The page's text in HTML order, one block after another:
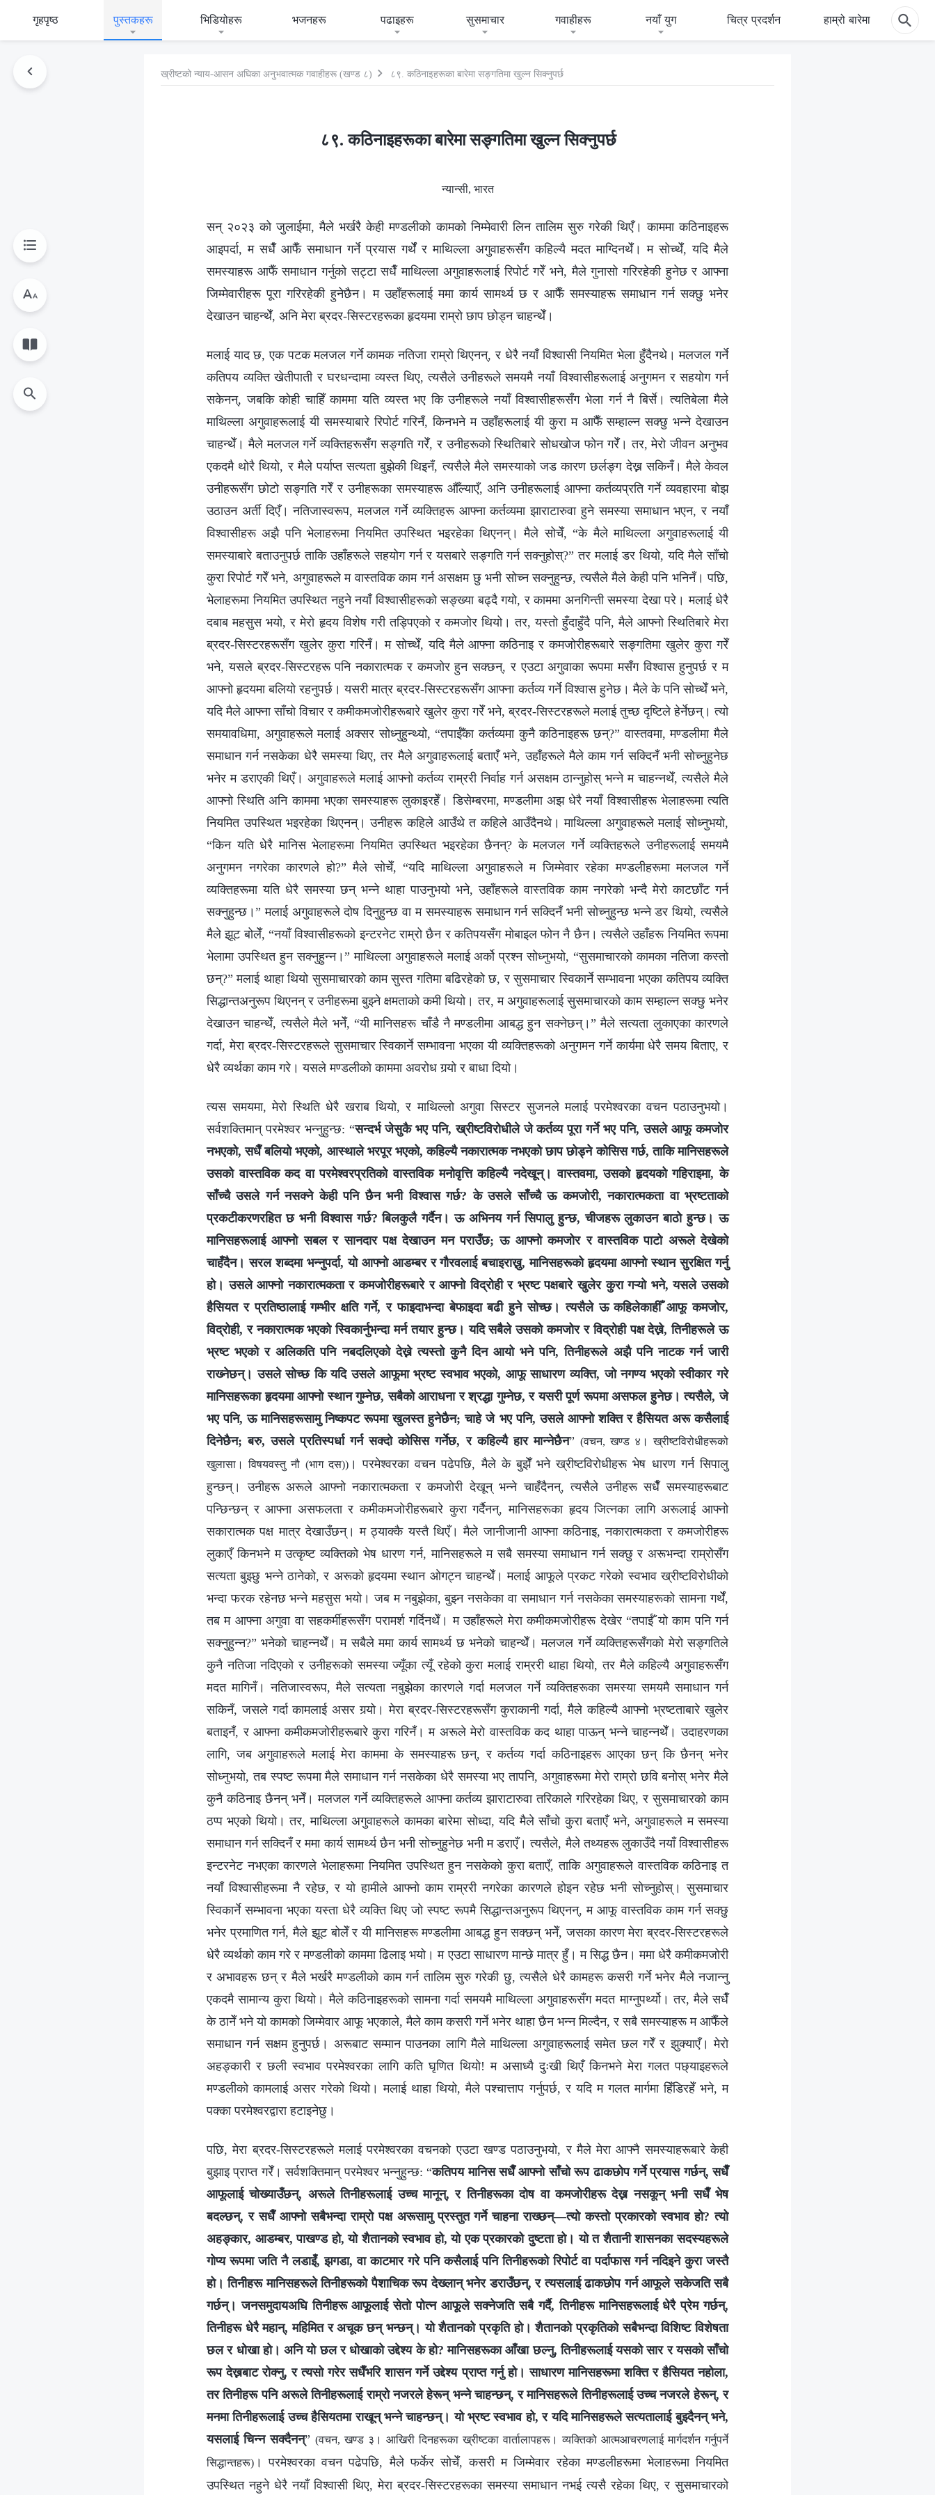
गृहपृष्ठ पुस्तकहरू भिडियोहरू भजनहरू पढाइहरू सुसमाचार गवाहीहरू नयाँ युग चित्र प्रदर्शन हाम्रो बारेमा
ख्रीष्‍टको न्याय-आसन अघिका अनुभवात्मक गवाहीहरू (खण्ड ८) ८९. कठिनाइहरूका बारेमा सङ्गतिमा खुल्न सिक्नुपर्छ
८९. कठिनाइहरूका बारेमा सङ्गतिमा खुल्न सिक्नुपर्छ
न्यान्सी, भारत
सन् २०२३ को जुलाईमा, मैले भर्खरै केही मण्डलीको कामको निम्मेवारी लिन तालिम सुरु गरेकी थिएँ। काममा कठिनाइहरू
आइपर्दा, म सधैँ आफैँ समाधान गर्ने प्रयास गर्थेँ र माथिल्ला अगुवाहरूसँग कहिल्यै मदत माग्दिनथेँ। म सोच्थेँ, यदि मैले
समस्याहरू आफैँ समाधान गर्नुको सट्टा सधैँ माथिल्ला अगुवाहरूलाई रिपोर्ट गरेँ भने, मैले गुनासो गरिरहेकी हुनेछ र आफ्ना
जिम्मेवारीहरू पूरा गरिरहेकी हुनेछैन। म उहाँहरूलाई ममा कार्य सामर्थ्य छ र आफैँ समस्याहरू समाधान गर्न सक्छु भनेर
देखाउन चाहन्थेँ, अनि मेरा ब्रदर-सिस्टरहरूका हृदयमा राम्रो छाप छोड्न चाहन्थेँ।
मलाई याद छ, एक पटक मलजल गर्ने कामक नतिजा राम्रो थिएनन्, र धेरै नयाँ विश्वासी नियमित भेला हुँदैनथे। मलजल गर्ने
कतिपय व्यक्ति खेतीपाती र घरधन्दामा व्यस्त थिए, त्यसैले उनीहरूले समयमै नयाँ विश्वासीहरूलाई अनुगमन र सहयोग गर्न
सकेनन्, जबकि कोही चाहिँ काममा यति व्यस्त भए कि उनीहरूले नयाँ विश्वासीहरूसँग भेला गर्न नै बिर्से। त्यतिबेला मैले
माथिल्ला अगुवाहरूलाई यी समस्याबारे रिपोर्ट गरिनँ, किनभने म उहाँहरूलाई यी कुरा म आफैँ सम्हाल्न सक्छु भन्ने देखाउन
चाहन्थेँ। मैले मलजल गर्ने व्यक्तिहरूसँग सङ्गति गरेँ, र उनीहरूको स्थितिबारे सोधखोज फोन गरेँ। तर, मेरो जीवन अनुभव
एकदमै थोरै थियो, र मैले पर्याप्त सत्यता बुझेकी थिइनँ, त्यसैले मैले समस्याको जड कारण छर्लङ्ग देख्न सकिनँ। मैले केवल
उनीहरूसँग छोटो सङ्गति गरेँ र उनीहरूका समस्याहरू औँल्याएँ, अनि उनीहरूलाई आफ्ना कर्तव्यप्रति गर्ने व्यवहारमा बोझ
उठाउन अर्ती दिएँ। नतिजास्वरूप, मलजल गर्ने व्यक्तिहरू आफ्ना कर्तव्यमा झाराटारुवा हुने समस्या समाधान भएन, र नयाँ
विश्वासीहरू अझै पनि भेलाहरूमा नियमित उपस्थित भइरहेका थिएनन्। मैले सोचेँ, “के मैले माथिल्ला अगुवाहरूलाई यी
समस्याबारे बताउनुपर्छ ताकि उहाँहरूले सहयोग गर्न र यसबारे सङ्गति गर्न सक्नुहोस्?” तर मलाई डर थियो, यदि मैले साँचो
कुरा रिपोर्ट गरेँ भने, अगुवाहरूले म वास्तविक काम गर्न असक्षम छु भनी सोच्न सक्नुहुन्छ, त्यसैले मैले केही पनि भनिनँ। पछि,
भेलाहरूमा नियमित उपस्थित नहुने नयाँ विश्वासीहरूको सङ्ख्या बढ्दै गयो, र काममा अनगिन्ती समस्या देखा परे। मलाई धेरै
दबाब महसुस भयो, र मेरो हृदय विशेष गरी तड्पिएको र कमजोर थियो। तर, यस्तो हुँदाहुँदै पनि, मैले आफ्नो स्थितिबारे मेरा
ब्रदर-सिस्टरहरूसँग खुलेर कुरा गरिनँ। म सोच्थेँ, यदि मैले आफ्ना कठिनाइ र कमजोरीहरूबारे सङ्गतिमा खुलेर कुरा गरेँ
भने, यसले ब्रदर-सिस्टरहरू पनि नकारात्मक र कमजोर हुन सक्छन्, र एउटा अगुवाका रूपमा मसँग विश्वास हुनुपर्छ र म
आफ्नो हृदयमा बलियो रहनुपर्छ। यसरी मात्र ब्रदर-सिस्टरहरूसँग आफ्ना कर्तव्य गर्ने विश्वास हुनेछ। मैले के पनि सोच्थेँ भने,
यदि मैले आफ्ना साँचो विचार र कमीकमजोरीहरूबारे खुलेर कुरा गरेँ भने, ब्रदर-सिस्टरहरूले मलाई तुच्छ दृष्टिले हेर्नेछन्। त्यो
समयावधिमा, अगुवाहरूले मलाई अक्सर सोध्नुहुन्थ्यो, “तपाईँका कर्तव्यमा कुनै कठिनाइहरू छन्?” वास्तवमा, मण्डलीमा मैले
समाधान गर्न नसकेका धेरै समस्या थिए, तर मैले अगुवाहरूलाई बताएँ भने, उहाँहरूले मैले काम गर्न सक्दिनँ भनी सोच्नुहुनेछ
भनेर म डराएकी थिएँ। अगुवाहरूले मलाई आफ्नो कर्तव्य राम्ररी निर्वाह गर्न असक्षम ठान्नुहोस् भन्ने म चाहन्नथेँ, त्यसैले मैले
आफ्नो स्थिति अनि काममा भएका समस्याहरू लुकाइरहेँ। डिसेम्बरमा, मण्डलीमा अझ धेरै नयाँ विश्वासीहरू भेलाहरूमा त्यति
नियमित उपस्थित भइरहेका थिएनन्। उनीहरू कहिले आउँथे त कहिले आउँदैनथे। माथिल्ला अगुवाहरूले मलाई सोध्नुभयो,
“किन यति धेरै मानिस भेलाहरूमा नियमित उपस्थित भइरहेका छैनन्? के मलजल गर्ने व्यक्तिहरूले उनीहरूलाई समयमै
अनुगमन नगरेका कारणले हो?” मैले सोचेँ, “यदि माथिल्ला अगुवाहरूले म जिम्मेवार रहेका मण्डलीहरूमा मलजल गर्ने
व्यक्तिहरूमा यति धेरै समस्या छन् भन्ने थाहा पाउनुभयो भने, उहाँहरूले वास्तविक काम नगरेको भन्दै मेरो काटछाँट गर्न
सक्नुहुन्छ।” मलाई अगुवाहरूले दोष दिनुहुन्छ वा म समस्याहरू समाधान गर्न सक्दिनँ भनी सोच्नुहुन्छ भन्ने डर थियो, त्यसैले
मैले झूट बोलेँ, “नयाँ विश्वासीहरूको इन्टरनेट राम्रो छैन र कतिपयसँग मोबाइल फोन नै छैन। त्यसैले उहाँहरू नियमित रूपमा
भेलामा उपस्थित हुन सक्नुहुन्न।” माथिल्ला अगुवाहरूले मलाई अर्को प्रश्न सोध्नुभयो, “सुसमाचारको कामका नतिजा कस्तो
छन्?” मलाई थाहा थियो सुसमाचारको काम सुस्त गतिमा बढिरहेको छ, र सुसमाचार स्विकार्ने सम्भावना भएका कतिपय व्यक्ति
सिद्धान्तअनुरूप थिएनन् र उनीहरूमा बुझ्ने क्षमताको कमी थियो। तर, म अगुवाहरूलाई सुसमाचारको काम सम्हाल्न सक्छु भनेर
देखाउन चाहन्थेँ, त्यसैले मैले भनेँ, “यी मानिसहरू चाँडै नै मण्डलीमा आबद्ध हुन सक्नेछन्।” मैले सत्यता लुकाएका कारणले
गर्दा, मेरा ब्रदर-सिस्टरहरूले सुसमाचार स्विकार्ने सम्भावना भएका यी व्यक्तिहरूको अनुगमन गर्ने कार्यमा धेरै समय बिताए, र
धेरै व्यर्थका काम गरे। यसले मण्डलीको काममा अवरोध गर्‍यो र बाधा दियो।
त्यस समयमा, मेरो स्थिति धेरै खराब थियो, र माथिल्लो अगुवा सिस्टर सुजनले मलाई परमेश्‍वरका वचन पठाउनुभयो।
सर्वशक्तिमान्‌ परमेश्‍वर भन्‍नुहुन्छ: “सन्दर्भ जेसुकै भए पनि, ख्रीष्टविरोधीले जे कर्तव्य पूरा गर्ने भए पनि, उसले आफू कमजोर
नभएको, सधैँ बलियो भएको, आस्थाले भरपूर भएको, कहिल्यै नकारात्मक नभएको छाप छोड्ने कोसिस गर्छ, ताकि मानिसहरूले
उसको वास्तविक कद वा परमेश्‍वरप्रतिको वास्तविक मनोवृत्ति कहिल्यै नदेखून्। वास्तवमा, उसको हृदयको गहिराइमा, के
साँच्चै उसले गर्न नसक्ने केही पनि छैन भनी विश्‍वास गर्छ? के उसले साँच्‍चै ऊ कमजोरी, नकारात्मकता वा भ्रष्टताको
प्रकटीकरणरहित छ भनी विश्‍वास गर्छ? बिलकुलै गर्दैन। ऊ अभिनय गर्न सिपालु हुन्छ, चीजहरू लुकाउन बाठो हुन्छ। ऊ
मानिसहरूलाई आफ्नो सबल र सानदार पक्ष देखाउन मन पराउँछ; ऊ आफ्नो कमजोर र वास्तविक पाटो अरूले देखेको
चाहँदैन। सरल शब्दमा भन्नुपर्दा, यो आफ्नो आडम्बर र गौरवलाई बचाइराख्नु, मानिसहरूको हृदयमा आफ्नो स्थान सुरक्षित गर्नु
हो। उसले आफ्नो नकारात्मकता र कमजोरीहरूबारे र आफ्नो विद्रोही र भ्रष्ट पक्षबारे खुलेर कुरा गऱ्यो भने, यसले उसको
हैसियत र प्रतिष्ठालाई गम्भीर क्षति गर्ने, र फाइदाभन्दा बेफाइदा बढी हुने सोच्छ। त्यसैले ऊ कहिलेकाहीँ आफू कमजोर,
विद्रोही, र नकारात्मक भएको स्विकार्नुभन्दा मर्न तयार हुन्छ। यदि सबैले उसको कमजोर र विद्रोही पक्ष देख्ने, तिनीहरूले ऊ
भ्रष्ट भएको र अलिकति पनि नबदलिएको देख्ने त्यस्तो कुनै दिन आयो भने पनि, तिनीहरूले अझै पनि नाटक गर्न जारी
राख्‍नेछन्। उसले सोच्छ कि यदि उसले आफूमा भ्रष्ट स्वभाव भएको, आफू साधारण व्यक्ति, जो नगण्य भएको स्वीकार गरे
मानिसहरूका हृदयमा आफ्नो स्थान गुम्नेछ, सबैको आराधना र श्रद्धा गुम्नेछ, र यसरी पूर्ण रूपमा असफल हुनेछ। त्यसैले, जे
भए पनि, ऊ मानिसहरूसामु निष्कपट रूपमा खुलस्त हुनेछैन; चाहे जे भए पनि, उसले आफ्नो शक्ति र हैसियत अरू कसैलाई
दिनेछैन; बरु, उसले प्रतिस्पर्धा गर्न सक्दो कोसिस गर्नेछ, र कहिल्यै हार मान्नेछैन” (वचन, खण्ड ४। ख्रीष्टविरोधीहरूको
खुलासा। विषयवस्तु नौ (भाग दस))। परमेश्‍वरका वचन पढेपछि, मैले के बुझेँ भने ख्रीष्टविरोधीहरू भेष धारण गर्न सिपालु
हुन्छन्। उनीहरू अरूले आफ्नो नकारात्मकता र कमजोरी देखून् भन्ने चाहँदैनन्, त्यसैले उनीहरू सधैँ समस्याहरूबाट
पन्छिन्छन् र आफ्ना असफलता र कमीकमजोरीहरूबारे कुरा गर्दैनन्, मानिसहरूका हृदय जित्नका लागि अरूलाई आफ्नो
सकारात्मक पक्ष मात्र देखाउँछन्। म ठ्याक्कै यस्तै थिएँ। मैले जानीजानी आफ्ना कठिनाइ, नकारात्मकता र कमजोरीहरू
लुकाएँ किनभने म उत्कृष्ट व्यक्तिको भेष धारण गर्न, मानिसहरूले म सबै समस्या समाधान गर्न सक्छु र अरूभन्दा राम्रोसँग
सत्यता बुझ्छु भन्ने ठानेको, र अरूको हृदयमा स्थान ओगट्न चाहन्थेँ। मलाई आफूले प्रकट गरेको स्वभाव ख्रीष्टविरोधीको
भन्दा फरक रहेनछ भन्ने महसुस भयो। जब म नबुझेका, बुझ्न नसकेका वा समाधान गर्न नसकेका समस्याहरूको सामना गर्थेँ,
तब म आफ्ना अगुवा वा सहकर्मीहरूसँग परामर्श गर्दिनथेँ। म उहाँहरूले मेरा कमीकमजोरीहरू देखेर “तपाईँ यो काम पनि गर्न
सक्नुहुन्न?” भनेको चाहन्नथेँ। म सबैले ममा कार्य सामर्थ्य छ भनेको चाहन्थेँ। मलजल गर्ने व्यक्तिहरूसँगको मेरो सङ्गतिले
कुनै नतिजा नदिएको र उनीहरूको समस्या ज्यूँका त्यूँ रहेको कुरा मलाई राम्ररी थाहा थियो, तर मैले कहिल्यै अगुवाहरूसँग
मदत मागिनँ। नतिजास्वरूप, मैले सत्यता नबुझेका कारणले गर्दा मलजल गर्ने व्यक्तिहरूका समस्या समयमै समाधान गर्न
सकिनँ, जसले गर्दा कामलाई असर गर्‍यो। मेरा ब्रदर-सिस्टरहरूसँग कुराकानी गर्दा, मैले कहिल्यै आफ्नो भ्रष्टताबारे खुलेर
बताइनँ, र आफ्ना कमीकमजोरीहरूबारे कुरा गरिनँ। म अरूले मेरो वास्तविक कद थाहा पाऊन् भन्ने चाहन्नथेँ। उदाहरणका
लागि, जब अगुवाहरूले मलाई मेरा काममा के समस्याहरू छन्, र कर्तव्य गर्दा कठिनाइहरू आएका छन् कि छैनन् भनेर
सोध्नुभयो, तब स्पष्ट रूपमा मैले समाधान गर्न नसकेका धेरै समस्या भए तापनि, अगुवाहरूमा मेरो राम्रो छवि बनोस् भनेर मैले
कुनै कठिनाइ छैनन् भनेँ। मलजल गर्ने व्यक्तिहरूले आफ्ना कर्तव्य झाराटारुवा तरिकाले गरिरहेका थिए, र सुसमाचारको काम
ठप्प भएको थियो। तर, माथिल्ला अगुवाहरूले कामका बारेमा सोध्दा, यदि मैले साँचो कुरा बताएँ भने, अगुवाहरूले म समस्या
समाधान गर्न सक्दिनँ र ममा कार्य सामर्थ्य छैन भनी सोच्नुहुनेछ भनी म डराएँ। त्यसैले, मैले तथ्यहरू लुकाउँदै नयाँ विश्वासीहरू
इन्टरनेट नभएका कारणले भेलाहरूमा नियमित उपस्थित हुन नसकेको कुरा बताएँ, ताकि अगुवाहरूले वास्तविक कठिनाइ त
नयाँ विश्वासीहरूमा नै रहेछ, र यो हामीले आफ्नो काम राम्ररी नगरेका कारणले होइन रहेछ भनी सोच्नुहोस्। सुसमाचार
स्विकार्ने सम्भावना भएका यस्ता धेरै व्यक्ति थिए जो स्पष्ट रूपमै सिद्धान्तअनुरूप थिएनन्, म आफू वास्तविक काम गर्न सक्छु
भनेर प्रमाणित गर्न, मैले झूट बोलेँ र यी मानिसहरू मण्डलीमा आबद्ध हुन सक्छन् भनेँ, जसका कारण मेरा ब्रदर-सिस्टरहरूले
धेरै व्यर्थको काम गरे र मण्डलीको काममा ढिलाइ भयो। म एउटा साधारण मान्छे मात्र हुँ। म सिद्ध छैन। ममा धेरै कमीकमजोरी
र अभावहरू छन् र मैले भर्खरै मण्डलीको काम गर्न तालिम सुरु गरेकी छु, त्यसैले धेरै कामहरू कसरी गर्ने भनेर मैले नजान्नु
एकदमै सामान्य कुरा थियो। मैले कठिनाइहरूको सामना गर्दा समयमै माथिल्ला अगुवाहरूसँग मदत माग्नुपर्थ्यो। तर, मैले सधैँ
के ठानेँ भने यो कामको जिम्मेवार आफू भएकाले, मैले काम कसरी गर्ने भनेर थाहा छैन भन्न मिल्दैन, र सबै समस्याहरू म आफैँले
समाधान गर्न सक्षम हुनुपर्छ। अरूबाट सम्मान पाउनका लागि मैले माथिल्ला अगुवाहरूलाई समेत छल गरेँ र झुक्याएँ। मेरो
अहङ्कारी र छली स्वभाव परमेश्‍वरका लागि कति घृणित थियो! म असाध्यै दुःखी थिएँ किनभने मेरा गलत पछ्याइहरूले
मण्डलीको कामलाई असर गरेको थियो। मलाई थाहा थियो, मैले पश्चात्ताप गर्नुपर्छ, र यदि म गलत मार्गमा हिँडिरहेँ भने, म
पक्का परमेश्‍वरद्वारा हटाइनेछु।
पछि, मेरा ब्रदर-सिस्टरहरूले मलाई परमेश्‍वरका वचनको एउटा खण्ड पठाउनुभयो, र मैले मेरा आफ्नै समस्याहरूबारे केही
बुझाइ प्राप्त गरेँ। सर्वशक्तिमान्‌ परमेश्‍वर भन्‍नुहुन्छ: “कतिपय मानिस सधैँ आफ्नो साँचो रूप ढाकछोप गर्ने प्रयास गर्छन्, सधैँ
आफूलाई चोख्याउँछन्, अरूले तिनीहरूलाई उच्च मानून्, र तिनीहरूका दोष वा कमजोरीहरू देख्न नसकून् भनी सधैँ भेष
बदल्छन्, र सधैँ आफ्नो सबैभन्दा राम्रो पक्ष अरूसामु प्रस्तुत गर्ने चाहना राख्छन्—त्यो कस्तो प्रकारको स्वभाव हो? त्यो
अहङ्कार, आडम्बर, पाखण्ड हो, यो शैतानको स्वभाव हो, यो एक प्रकारको दुष्टता हो। यो त शैतानी शासनका सदस्यहरूले
गोप्य रूपमा जति नै लडाइँ, झगडा, वा काटमार गरे पनि कसैलाई पनि तिनीहरूको रिपोर्ट वा पर्दाफास गर्न नदिइने कुरा जस्तै
हो। तिनीहरू मानिसहरूले तिनीहरूको पैशाचिक रूप देख्लान् भनेर डराउँछन्, र त्यसलाई ढाकछोप गर्न आफूले सकेजति सबै
गर्छन्। जनसमुदायअघि तिनीहरू आफूलाई सेतो पोत्न आफूले सक्नेजति सबै गर्दै, तिनीहरू मानिसहरूलाई धेरै प्रेम गर्छन्,
तिनीहरू धेरै महान्, महिमित र अचूक छन् भन्छन्। यो शैतानको प्रकृति हो। शैतानको प्रकृतिको सबैभन्दा विशिष्ट विशेषता
छल र धोखा हो। अनि यो छल र धोखाको उद्देश्य के हो? मानिसहरूका आँखा छल्नु, तिनीहरूलाई यसको सार र यसको साँचो
रूप देख्नबाट रोक्नु, र त्यसो गरेर सधैँभरि शासन गर्ने उद्देश्य प्राप्त गर्नु हो। साधारण मानिसहरूमा शक्ति र हैसियत नहोला,
तर तिनीहरू पनि अरूले तिनीहरूलाई राम्रो नजरले हेरून् भन्‍ने चाहन्छन्, र मानिसहरूले तिनीहरूलाई उच्च नजरले हेरून्, र
मनमा तिनीहरूलाई उच्च हैसियतमा राखून् भन्‍ने चाहन्छन्। यो भ्रष्ट स्वभाव हो, र यदि मानिसहरूले सत्यतालाई बुझ्दैनन् भने,
यसलाई चिन्न सक्दैनन्” (वचन, खण्ड ३। आखिरी दिनहरूका ख्रीष्टका वार्तालापहरू। व्यक्तिको आत्मआचरणलाई मार्गदर्शन गर्नुपर्ने
सिद्धान्तहरू) । परमेश्‍वरका वचन पढेपछि, मैले फर्केर सोचेँ, कसरी म जिम्मेवार रहेका मण्डलीहरूमा भेलाहरूमा नियमित
उपस्थित नहुने धेरै नयाँ विश्वासी थिए, मेरा ब्रदर-सिस्टरहरूका समस्या समाधान नभई त्यसै रहेका थिए, र सुसमाचारको